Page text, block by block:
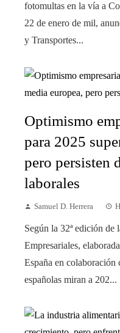
fotomultas en la vía a
22 de enero de mil,
y Transportes...
Optimismo
para 2025
pero persisten
laborales
Samuel D. Herrera
Según la 32ª edición de
Empresariales,
España en colaboración
españolas miran a 202...